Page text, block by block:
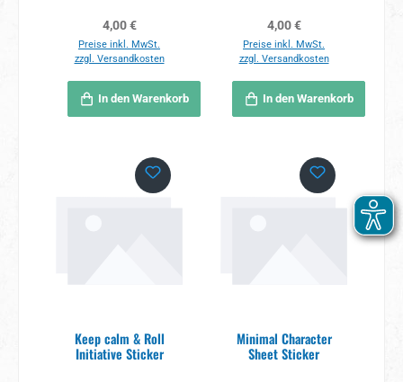
Regulärer Preis:
4,00 €
Preise inkl. MwSt.
zzgl. Versandkosten
In den Warenkorb
Regulärer Preis:
4,00 €
Preise inkl. MwSt.
zzgl. Versandkosten
In den Warenkorb
Keep calm & Roll
Initiative Sticker
Minimal Character
Sheet Sticker